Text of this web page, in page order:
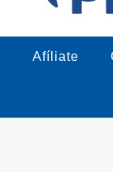
Afíliate